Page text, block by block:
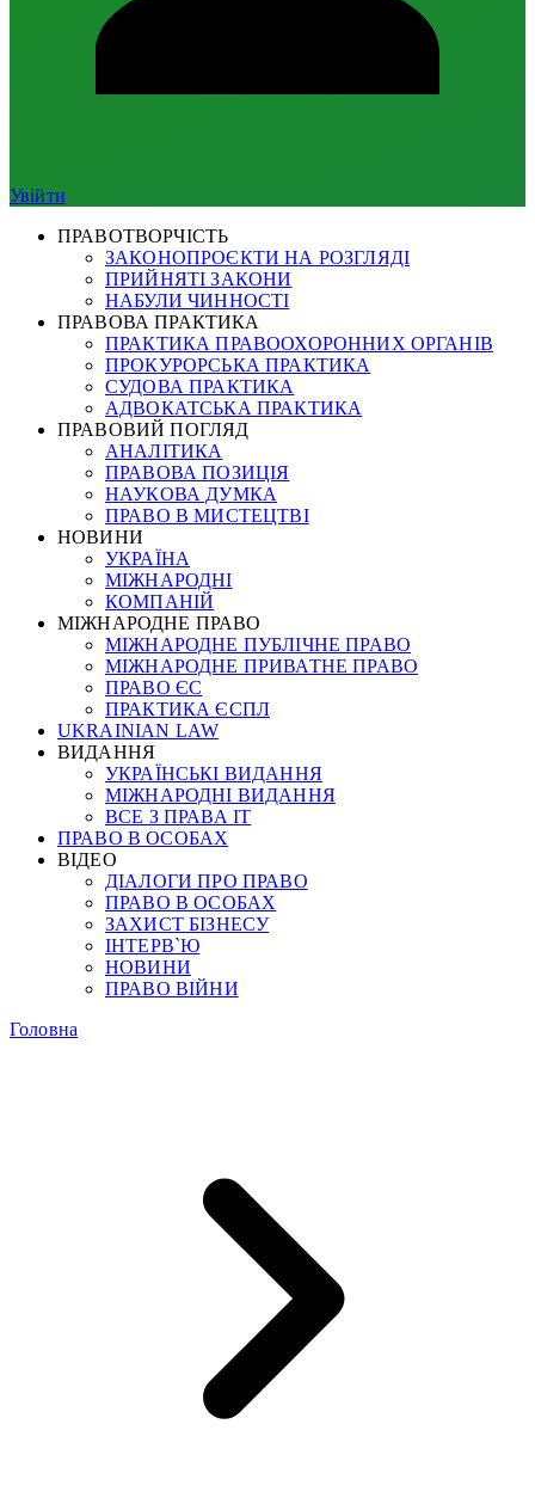
Увійти
ПРАВОТВОРЧІСТЬ
ЗАКОНОПРОЄКТИ НА РОЗГЛЯДІ
ПРИЙНЯТІ ЗАКОНИ
НАБУЛИ ЧИННОСТІ
ПРАВОВА ПРАКТИКА
ПРАКТИКА ПРАВООХОРОННИХ ОРГАНІВ
ПРОКУРОРСЬКА ПРАКТИКА
СУДОВА ПРАКТИКА
АДВОКАТСЬКА ПРАКТИКА
ПРАВОВИЙ ПОГЛЯД
АНАЛІТИКА
ПРАВОВА ПОЗИЦІЯ
НАУКОВА ДУМКА
ПРАВО В МИСТЕЦТВІ
НОВИНИ
УКРАЇНА
МІЖНАРОДНІ
КОМПАНІЙ
МІЖНАРОДНЕ ПРАВО
МІЖНАРОДНЕ ПУБЛІЧНЕ ПРАВО
МІЖНАРОДНЕ ПРИВАТНЕ ПРАВО
ПРАВО ЄС
ПРАКТИКА ЄСПЛ
UKRAINIAN LAW
ВИДАННЯ
УКРАЇНСЬКІ ВИДАННЯ
МІЖНАРОДНІ ВИДАННЯ
ВСЕ З ПРАВА ІТ
ПРАВО В ОСОБАХ
ВІДЕО
ДІАЛОГИ ПРО ПРАВО
ПРАВО В ОСОБАХ
ЗАХИСТ БІЗНЕСУ
ІНТЕРВ`Ю
НОВИНИ
ПРАВО ВІЙНИ
Головна